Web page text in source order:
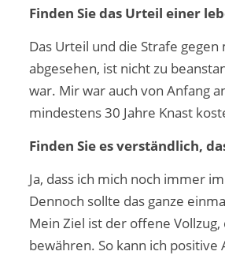
Finden Sie das Urteil einer
Das Urteil und die Strafe
abgesehen, ist nicht zu
war. Mir war auch von Anfang
mindestens 30 Jahre Knast
Finden Sie es verständlich,
Ja, dass ich mich noch immer
Dennoch sollte das ganze
Mein Ziel ist der offene
bewähren. So kann ich